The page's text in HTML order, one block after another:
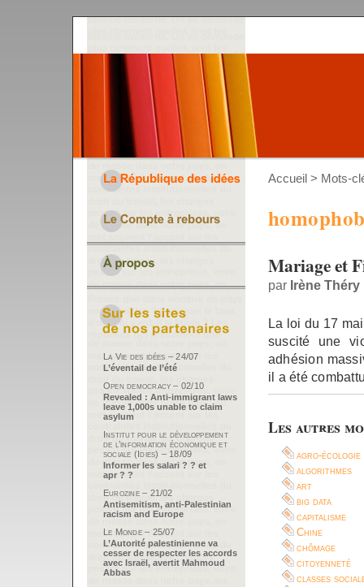
Accueil > Mots-
Mariage et
par Irène Théry
La loi du 17
suscité une
adhésion
il a été
Les autres
agro-écologie
algorithmes
art
big data
capitalisme
Chine
chômage
citoyenneté
classes
La Vie des idées – 24/07
L’éventail de l’été
Open democracy – 02/10
Revealed : Anti-immigrant laws
leave 1,000s unable to claim
asylum
Institut pour le développement
de l’information économique et
sociale (Idies) – 18/09
Informer les salari ? ? et
apr ? ?
Eurozine – 21/02
Antisemitism, anti-Palestinian
racism and Europe
Le Monde – 25/07
L’Autorité palestinienne va
cesser de respecter les accords
avec Israël, avertit Mahmoud
Abbas